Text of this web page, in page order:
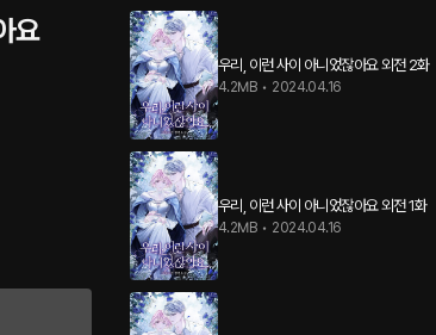
요
우리, 이런 사이 아니었잖아요 외전 2화
4.2MB • 2024.04.16
우리, 이런 사이 아니었잖아요 외전 1화
4.2MB • 2024.04.16